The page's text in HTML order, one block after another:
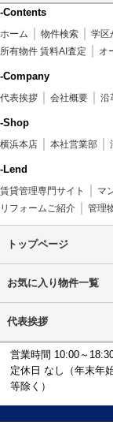
-Contents
ホーム 物件検索 学区
所有物件 賃料AI査定
オ
-Company
代表挨拶 会社概要 沿
-Shop
横浜本店 本社営業部
-Lend
賃貸管理専門サイト マ
リフォームご紹介
管理
トップページ
お気に入り物件一覧
代表挨拶
営業時間 10:00～
定休日 なし（年末年
等除く）